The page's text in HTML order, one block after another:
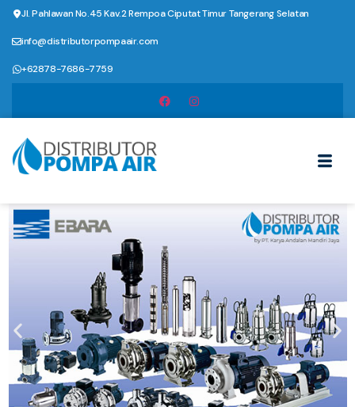
Jl. Pahlawan No.45 Kav.2 Rempoa Ciputat Timur Tangerang Selatan
info@distributorpompaair.com
+62878-7686-7759